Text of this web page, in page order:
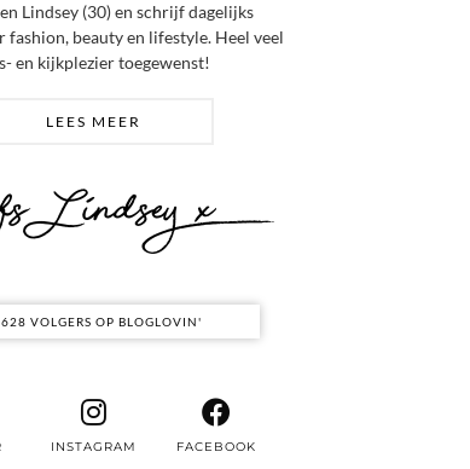
Lindsey (30) en schrijf dagelijks
fashion, beauty en lifestyle. Heel veel
en kijkplezier toegewenst!
LEES MEER
628 VOLGERS OP BLOGLOVIN'
INSTAGRAM FACEBOOK